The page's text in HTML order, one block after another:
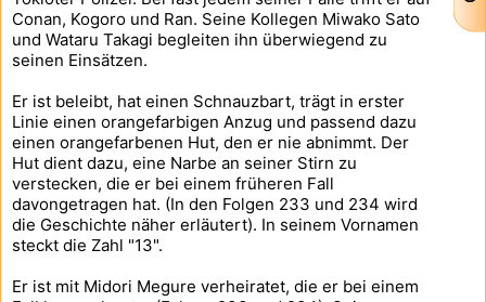
Conan, Kogoro und Ran. Seine Kollegen Miwako Sato
und Wataru Takagi begleiten ihn überwiegend zu
seinen Einsätzen.
Er ist beleibt, hat einen Schnauzbart, trägt in erster
Linie einen orangefarbigen Anzug und passend dazu
einen orangefarbenen Hut, den er nie abnimmt. Der
Hut dient dazu, eine Narbe an seiner Stirn zu
verstecken, die er bei einem früheren Fall
davongetragen hat. (In den Folgen 233 und 234 wird
die Geschichte näher erläutert). In seinem Vornamen
steckt die Zahl "13".
Er ist mit Midori Megure verheiratet, die er bei einem